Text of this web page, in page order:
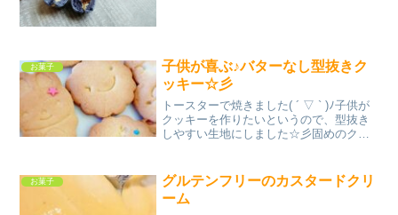
お菓子
子供が喜ぶ♪バターなし型抜きク
ッキー☆彡
トースターで焼きました( ´ ▽ ` )ﾉ子供が
クッキーを作りたいというので、型抜き
しやすい生地にしました☆彡固めのクッ
●塩●卵●サラダ油●バニラエッセンス...
お菓子
グルテンフリーのカスタードクリ
ーム